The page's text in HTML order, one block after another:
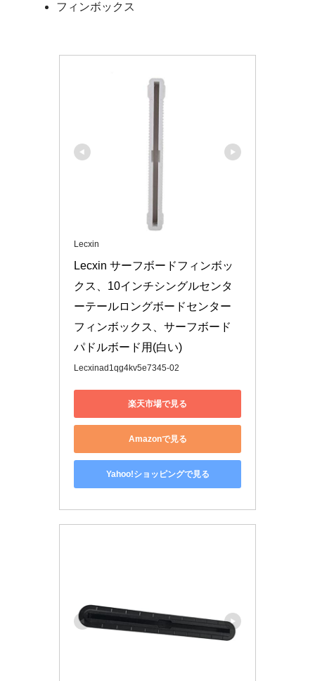
フィンボックス
Lecxin
Lecxin サーフボードフィンボッ
クス、10インチシングルセンタ
ーテールロングボードセンター
フィンボックス、サーフボード
パドルボード用(白い)
Lecxinad1qg4kv5e7345-02
楽天市場で見る
Amazonで見る
Yahoo!ショッピングで見る